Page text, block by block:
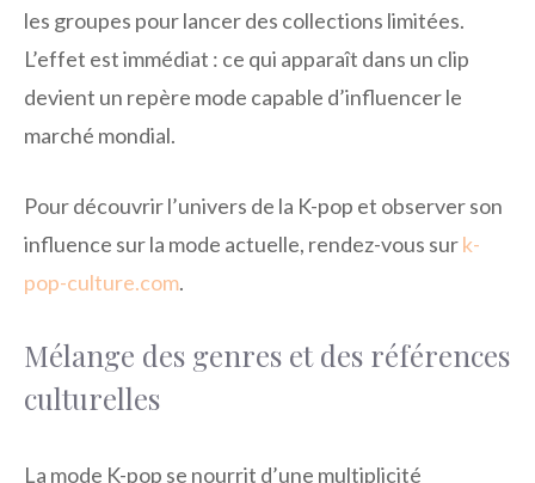
les groupes pour lancer des collections limitées.
L’effet est immédiat : ce qui apparaît dans un clip
devient un repère mode capable d’influencer le
marché mondial.
Pour découvrir l’univers de la K-pop et observer son
influence sur la mode actuelle, rendez-vous surk-
pop-culture.com.
Mélange des genres et des références
culturelles
La mode K-pop se nourrit d’une multiplicité